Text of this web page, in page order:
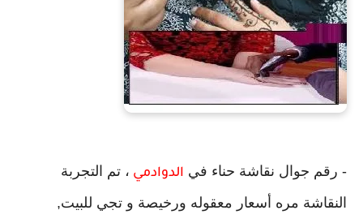
- رقم جوال نقاشة حناء في الدوادمي ، تم التجربة
النقاشة مره أسعار معقوله ورخيصة و تجي للبيت,